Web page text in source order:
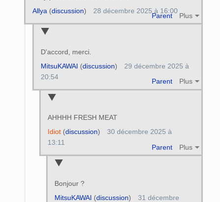
Parent Plus
Allya(discussion) 28 décembre 2025 à 16:00
D'accord, merci.
Parent Plus
MitsuKAWAI (discussion)
29 décembre 2025 à
20:54
AHHHH FRESH MEAT
Parent Plus
Idiot(discussion)
30 décembre 2025 à
13:11
Bonjour ?
MitsuKAWAI (discussion)
31 décembre